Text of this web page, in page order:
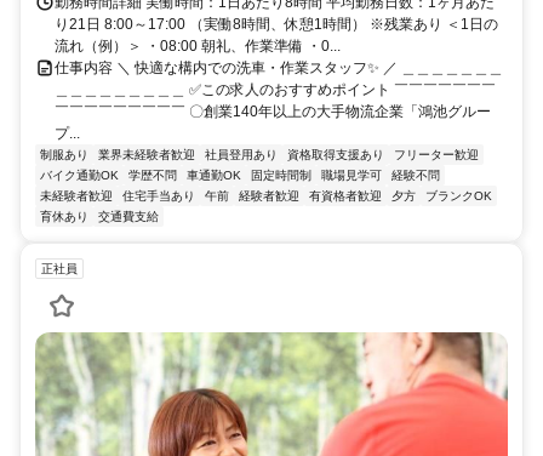
り21日 8:00～17:00 （実働8時間、休憩1時間） ※残業あり ＜1日の
流れ（例）＞ ・08:00 朝礼、作業準備 ・0...
仕事内容 ＼ 快適な構内での洗車・作業スタッフ✨ ／ ＿＿＿＿＿＿＿
＿＿＿＿＿＿＿＿＿ ✅この求人のおすすめポイント ￣￣￣￣￣￣￣
￣￣￣￣￣￣￣￣￣ 〇創業140年以上の大手物流企業「鴻池グルー
プ...
制服あり 業界未経験者歓迎 社員登用あり 資格取得支援あり
フリーター歓迎
バイク通勤OK
学歴不問 車通勤OK 固定時間制 職場見学可
経験不問
未経験者歓迎
住宅手当あり 午前 経験者歓迎 有資格者歓迎 夕方
ブランクOK
育休あり
交通費支給
正社員